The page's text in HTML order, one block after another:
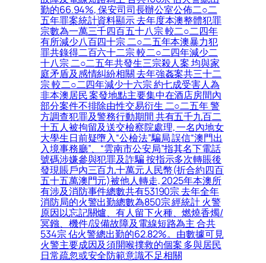
勤的66.94%, 保安司司長辦公室公佈二○二
五年罪案統計資料顯示 去年度本澳整體犯罪
宗數為一萬三千四百五十八宗 較二○二四年
有所減少八百四十宗 二○二五年本澳暴力犯
罪共錄得二百六十二宗 較二○二四年減少二
十八宗 二○二五年共發生三宗殺人案 均與家
庭矛盾及感情糾紛相關 去年強姦案共三十二
宗 較二○二四年減少十六宗 約七成受害人為
非本澳居民 案發地點主要集中在酒店房間內
部分案件不排除由性交易衍生 二○二五年 警
方調查犯罪及警務行動期間 共有五千九百二
十五人被拘留及送交檢察院處理, 一名內地女
大學生日前疑墮入“公檢法”騙局 誤信“澳門出
入境事務廳”、“雲南市公安局”指其名下電話
號碼涉嫌參與犯罪及詐騙 按指示多次轉賬後
發現賬戶內三百九十萬元人民幣(折合約四百
五十五萬澳門元)被他人轉走, 2025年本澳所
有涉及消防事件總數共有53190宗 去年全年
消防局的火警出勤總數為850宗 經統計 火警
原因以忘記關爐、有人留下火種、燃燒香燭/
冥鏹、機件/設備故障及電線短路為主 合共
534宗 佔火警總出勤的62.82%。由數據可見
火警主要成因及須開喉撲救的個案 多與居民
日常疏忽或安全防範意識不足相關